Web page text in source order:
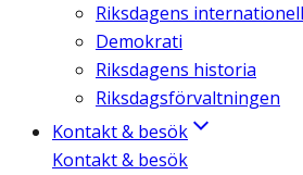
Riksdagens
Demokrati
Riksdagens historia
Riksdagsförvaltningen
Kontakt & besök
Kontakt & besök